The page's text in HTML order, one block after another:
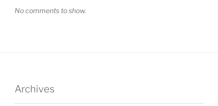
No comments to show.
Archives